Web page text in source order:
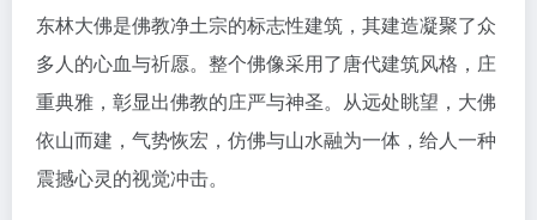
东林大佛是佛教净土宗的标志性建筑，其建造凝聚了众
多人的心血与祈愿。整个佛像采用了唐代建筑风格，庄
重典雅，彰显出佛教的庄严与神圣。从远处眺望，大佛
依山而建，气势恢宏，仿佛与山水融为一体，给人一种
震撼心灵的视觉冲击。